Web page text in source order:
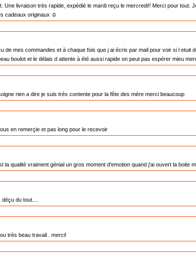
Une livraison très rapide, expédié le mardi reçu le mercredi!! Merci pour tout.
cadeaux originaux ☺
de mes commandes et à chaque fois que j ai écris par mail pour voir si l etuit
boulot et le délais d attente à été aussi rapide on peut pas espérer mieu
rien a dire je suis très contente pour la fête des mère merci beaucoup
en remerçie et pas long pour le recevoir
la qualité vraiment génial un gros moment d'emotion quand j'ai ouvert la boite
du tout....
très beau travail . merci!